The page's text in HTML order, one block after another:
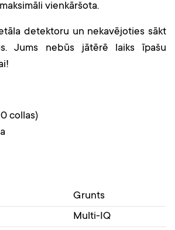
vienkāršota.
detektoru un nekavējoties sākt
Jums nebūs jātērē laiks īpašu
collas)
Grunts
Multi-IQ